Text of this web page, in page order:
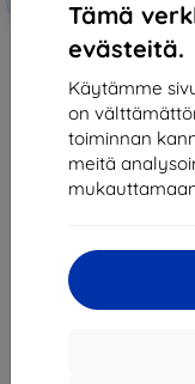
Tämä
evästeitä.
Käytämme
on
toiminnan
meitä
kupongilla
3MK FlexibleGlass
3s Hybrid Glass
12,90 €
11,61 €
Varastossa > 5